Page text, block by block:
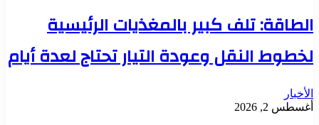
الطاقة: تلف كبير بالمغذيات الرئيسية
لخطوط النقل وعودة التيار تحتاج لعدة أيام
الأخبار
أغسطس 2, 2026